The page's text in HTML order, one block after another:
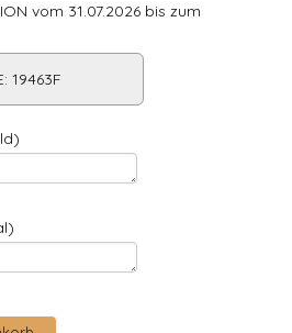
vom 31.07.2026 bis zum
19463F